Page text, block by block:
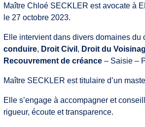
Maître Chloé SECKLER est avocate à
le 27 octobre 2023.
Elle intervient dans divers domaines du
conduire, Droit Civil , Droit du
Recouvrement de créance – Saisie –
Maître SECKLER est titulaire d’un
Elle s’engage à accompagner et
rigueur, écoute et transparence.